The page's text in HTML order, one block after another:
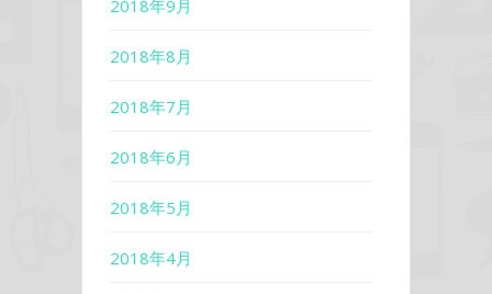
2018年9月
2018年8月
2018年7月
2018年6月
2018年5月
2018年4月